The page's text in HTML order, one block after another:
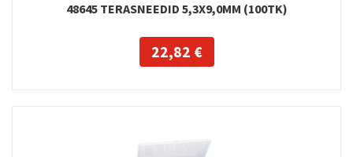
48645 TERASNEEDID 5,3X9,0MM (100TK)
22,82 €